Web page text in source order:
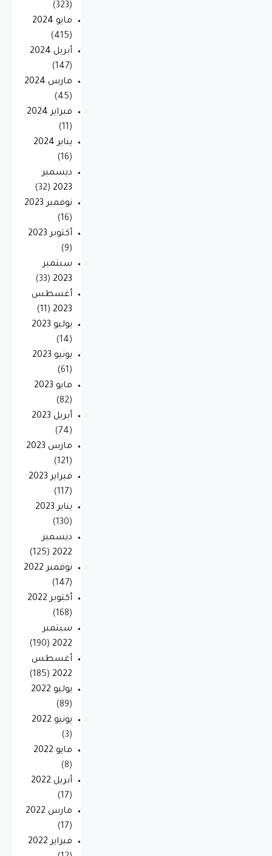
(323)
مايو 2024
(415)
أبريل 2024
(147)
مارس 2024
(45)
فبراير 2024
(11)
يناير 2024
(16)
ديسمبر
2023
(32)
نوفمبر 2023
(16)
أكتوبر 2023
(9)
سبتمبر
2023
(33)
أغسطس
2023
(11)
يوليو 2023
(14)
يونيو 2023
(61)
مايو 2023
(82)
أبريل 2023
(74)
مارس 2023
(121)
فبراير 2023
(117)
يناير 2023
(130)
ديسمبر
2022
(125)
نوفمبر 2022
(147)
أكتوبر 2022
(168)
سبتمبر
2022
(190)
أغسطس
2022
(185)
يوليو 2022
(89)
يونيو 2022
(3)
مايو 2022
(8)
أبريل 2022
(17)
مارس 2022
(17)
فبراير 2022